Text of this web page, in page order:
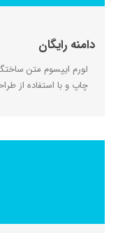
دامنه رایگان
لورم ایپسوم متن
چاپ و با استفاده از